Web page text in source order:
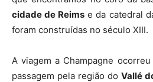
cidade de Reims e da catedral
foram construídas no século XIII.
A viagem a Champagne
passagem pela região do Vallé